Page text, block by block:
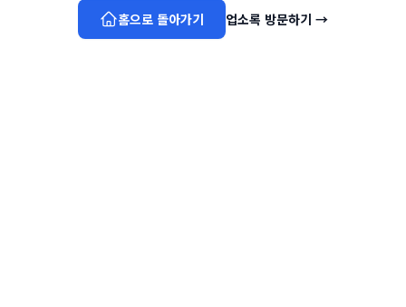
홈으로 돌아가기 업소록 방문하기 →